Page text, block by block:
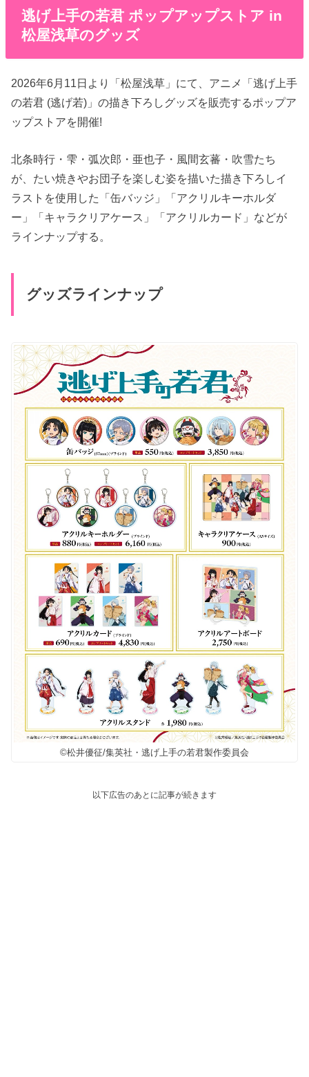
逃げ上手の若君 ポップアップストア in
松屋浅草のグッズ
2026年6月11日より「松屋浅草」にて、アニメ「逃げ上手
の若君 (逃げ若)」の描き下ろしグッズを販売するポップア
ップストアを開催!
北条時行・雫・弧次郎・亜也子・風間玄蕃・吹雪たち
が、たい焼きやお団子を楽しむ姿を描いた描き下ろしイ
ラストを使用した「缶バッジ」「アクリルキーホルダ
ー」「キャラクリアケース」「アクリルカード」などが
ラインナップする。
グッズラインナップ
©松井優征/集英社・逃げ上手の若君製作委員会
以下広告のあとに記事が続きます